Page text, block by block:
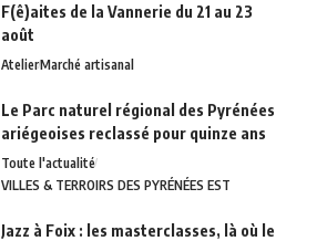
F(ê)aites de la Vannerie du 21 au 23
août
AtelierMarché artisanal
Le Parc naturel régional des Pyrénées
ariégeoises reclassé pour quinze ans
Toute l'actualité
VILLES & TERROIRS DES PYRÉNÉES EST
Jazz à Foix : les masterclasses, là où le